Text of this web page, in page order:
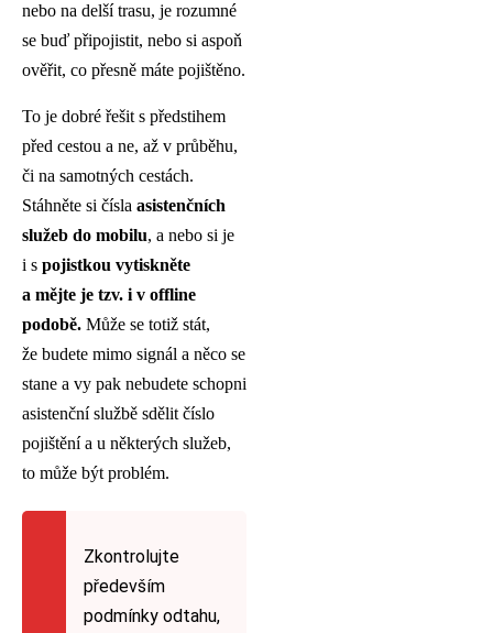
nebo na delší trasu, je rozumné
se buď připojistit, nebo si aspoň
ověřit, co přesně máte pojištěno.
To je dobré řešit s předstihem
před cestou a ne, až v průběhu,
či na samotných cestách.
Stáhněte si čísla asistenčních
služeb do mobilu, a nebo si je
i s pojistkou vytiskněte
a mějte je tzv. i v offline
podobě. Může se totiž stát,
že budete mimo signál a něco se
stane a vy pak nebudete schopni
asistenční službě sdělit číslo
pojištění a u některých služeb,
to může být problém.
Zkontrolujte
především
podmínky odtahu,